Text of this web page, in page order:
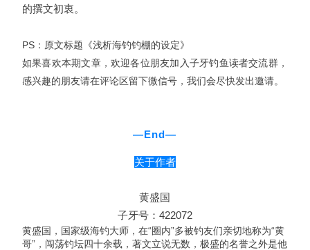
的撰文初衷。
PS：原文标题《浅析海钓钓棚的设定》
如果喜欢本期文章，欢迎各位朋友加入子牙钓鱼读者交流群，
感兴趣的朋友请在评论区留下微信号，我们会尽快发出邀请。
—End—
关于作者
黄盛国
子牙号：422072
黄盛国，国家级海钓大师，在“圈内”多被钓友们亲切地称为“黄
哥”，闯荡钓坛四十余载，著文立说无数，极盛的名誉之外是他